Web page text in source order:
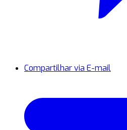
Compartilhar via E-mail